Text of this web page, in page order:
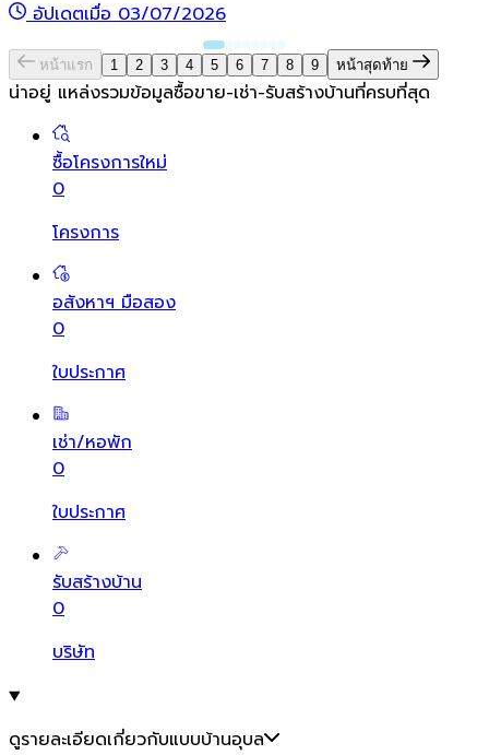
อัปเดตเมื่อ 03/07/2026
หน้าแรก 1 2 3 4 5 6 7 8 9 หน้าสุดท้าย
น่าอยู่ แหล่งรวมข้อมูลซื้อขาย-เช่า-รับสร้างบ้านที่ครบที่สุด
ซื้อโครงการใหม่
0
โครงการ
อสังหาฯ มือสอง
0
ใบประกาศ
เช่า/หอพัก
0
ใบประกาศ
รับสร้างบ้าน
0
บริษัท
ดูรายละเอียดเกี่ยวกับแบบบ้านอุบล